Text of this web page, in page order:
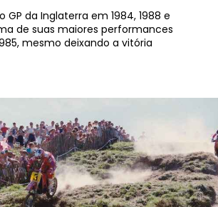
GP da Inglaterra em 1984, 1988 e
de suas maiores performances
mesmo deixando a vitória